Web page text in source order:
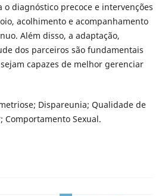
o diagnóstico precoce e intervenções
acolhimento e acompanhamento
Além disso, a adaptação,
dos parceiros são fundamentais
capazes de melhor gerenciar
Dispareunia; Qualidade de
Comportamento Sexual.